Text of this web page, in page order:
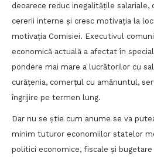
deoarece reduc inegalitățile salariale,
cererii interne și cresc motivația la
motivația Comisiei. Executivul
economică actuală a afectat în
pondere mai mare a lucrătorilor cu
curățenia, comerțul cu amănuntul,
îngrijire pe termen lung.
Dar nu se știe cum anume se va
minim tuturor economiilor statelor
politici economice, fiscale și